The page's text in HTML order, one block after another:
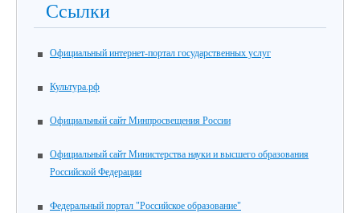
Ссылки
Официальный интернет-портал государственных услуг
Культура.рф
Официальный сайт Минпросвещения России
Официальный сайт Министерства науки и высшего образования
Российской Федерации
Федеральный портал "Российское образование"